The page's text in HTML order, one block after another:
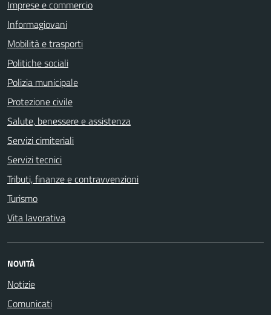
Imprese e commercio
Informagiovani
Mobilità e trasporti
Politiche sociali
Polizia municipale
Protezione civile
Salute, benessere e assistenza
Servizi cimiteriali
Servizi tecnici
Tributi, finanze e contravvenzioni
Turismo
Vita lavorativa
NOVITÀ
Notizie
Comunicati